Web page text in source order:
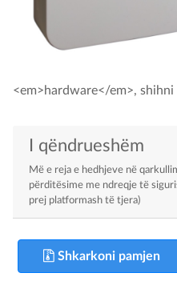
<em>hardware</em>, shihni
I qëndrueshëm
Më e reja e hedhjeve në
përditësime me ndreqje të
prej platformash të tjera)
Shkarkoni pamjen